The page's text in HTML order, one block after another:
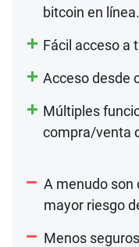
bitcoin en línea.
Fácil acceso a
Acceso desde
Múltiples
compra/venta
A menudo son
mayor riesgo
Menos